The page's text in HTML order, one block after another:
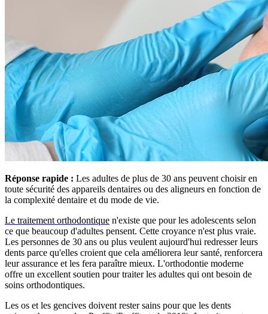
Réponse rapide : Les adultes de plus de 30 ans peuvent choisir en
toute sécurité des appareils dentaires ou des aligneurs en fonction de
la complexité dentaire et du mode de vie.
Le traitement orthodontique n'existe que pour les adolescents selon
ce que beaucoup d'adultes pensent. Cette croyance n'est plus vraie.
Les personnes de 30 ans ou plus veulent aujourd'hui redresser leurs
dents parce qu'elles croient que cela améliorera leur santé, renforcera
leur assurance et les fera paraître mieux. L'orthodontie moderne
offre un excellent soutien pour traiter les adultes qui ont besoin de
soins orthodontiques.
Les os et les gencives doivent rester sains pour que les dents